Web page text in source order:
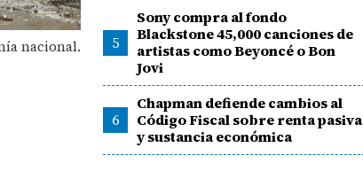
nacional. 5
Sony compra al fondo
Blackstone 45,000 canciones de
artistas como Beyoncé o Bon
Jovi
6
Chapman defiende cambios al
Código Fiscal sobre renta pasiva
y sustancia económica